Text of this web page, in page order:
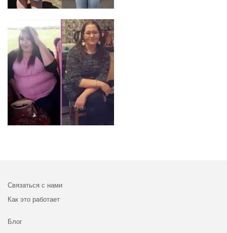
Связаться с нами
Как это работает
Блог